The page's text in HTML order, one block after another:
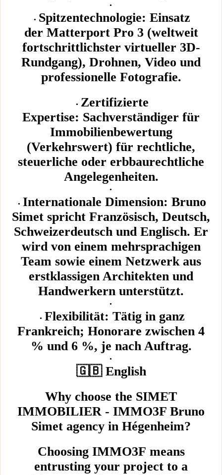
Spitzentechnologie: Einsatz
der Matterport Pro 3 (weltweit
fortschrittlichster virtueller 3D-
Rundgang), Drohnen, Video und
professionelle Fotografie.
Zertifizierte
Expertise: Sachverständiger für
Immobilienbewertung
(Verkehrswert) für rechtliche,
steuerliche oder erbbaurechtliche
Angelegenheiten.
Internationale Dimension: Bruno
Simet spricht Französisch, Deutsch,
Schweizerdeutsch und Englisch. Er
wird von einem mehrsprachigen
Team sowie einem Netzwerk aus
erstklassigen Architekten und
Handwerkern unterstützt.
Flexibilität: Tätig in ganz
Frankreich; Honorare zwischen 4
% und 6 %, je nach Auftrag.
🇬🇧 English
Why choose the SIMET
IMMOBILIER - IMMO3F Bruno
Simet agency in Hégenheim?
Choosing IMMO3F means
entrusting your project to a